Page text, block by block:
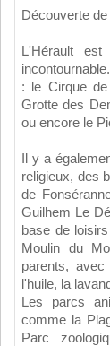
Découverte
L'Hérault
: le Cirque de
Grotte des
ou encore le
Il y a
religieux, des
de
Guilhem Le
base de
Moulin du
parents,
l'huile, la
Les parcs
comme la
Parc